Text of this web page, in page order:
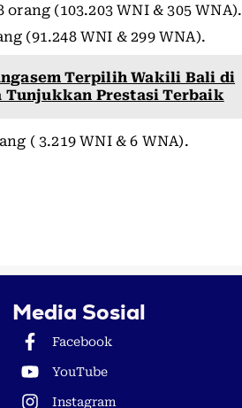
(103.203 WNI & 305 WNA).
(91.248 WNI & 299 WNA).
Terpilih Wakili Bali di
Tunjukkan Prestasi Terbaik
( 3.219 WNI & 6 WNA).
Media Sosial
Facebook
YouTube
Instagram